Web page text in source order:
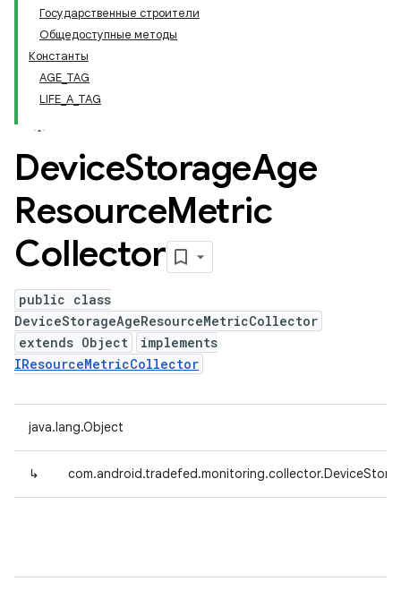
Государственные строители
Общедоступные методы
Константы
AGE_TAG
LIFE_A_TAG
DeviceStorageAge
ResourceMetric
Collector
public class
DeviceStorageAgeResourceMetricCollector
extends Object
implements
IResourceMetricCollector
java.lang.Object
↳